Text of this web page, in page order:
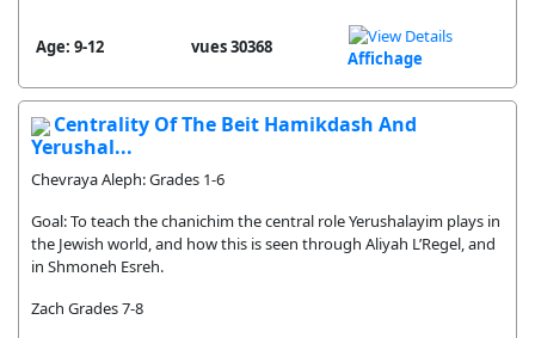
Age: 9-12 30368 vues
Affichage
Centrality Of The Beit Hamikdash And
Yerushal...
Chevraya Aleph: Grades 1-6
Goal: To teach the chanichim the central role Yerushalayim plays in
the Jewish world, and how this is seen through Aliyah L’Regel, and
in Shmoneh Esreh.
Zach Grades 7-8